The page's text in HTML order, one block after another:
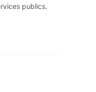
publics.